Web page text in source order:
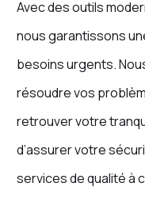
Avec des outils
nous garantissons
besoins urgents.
résoudre vos
retrouver votre
d’assurer votre
services de qualité à